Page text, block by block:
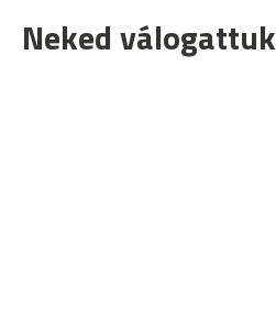
Neked válogattuk